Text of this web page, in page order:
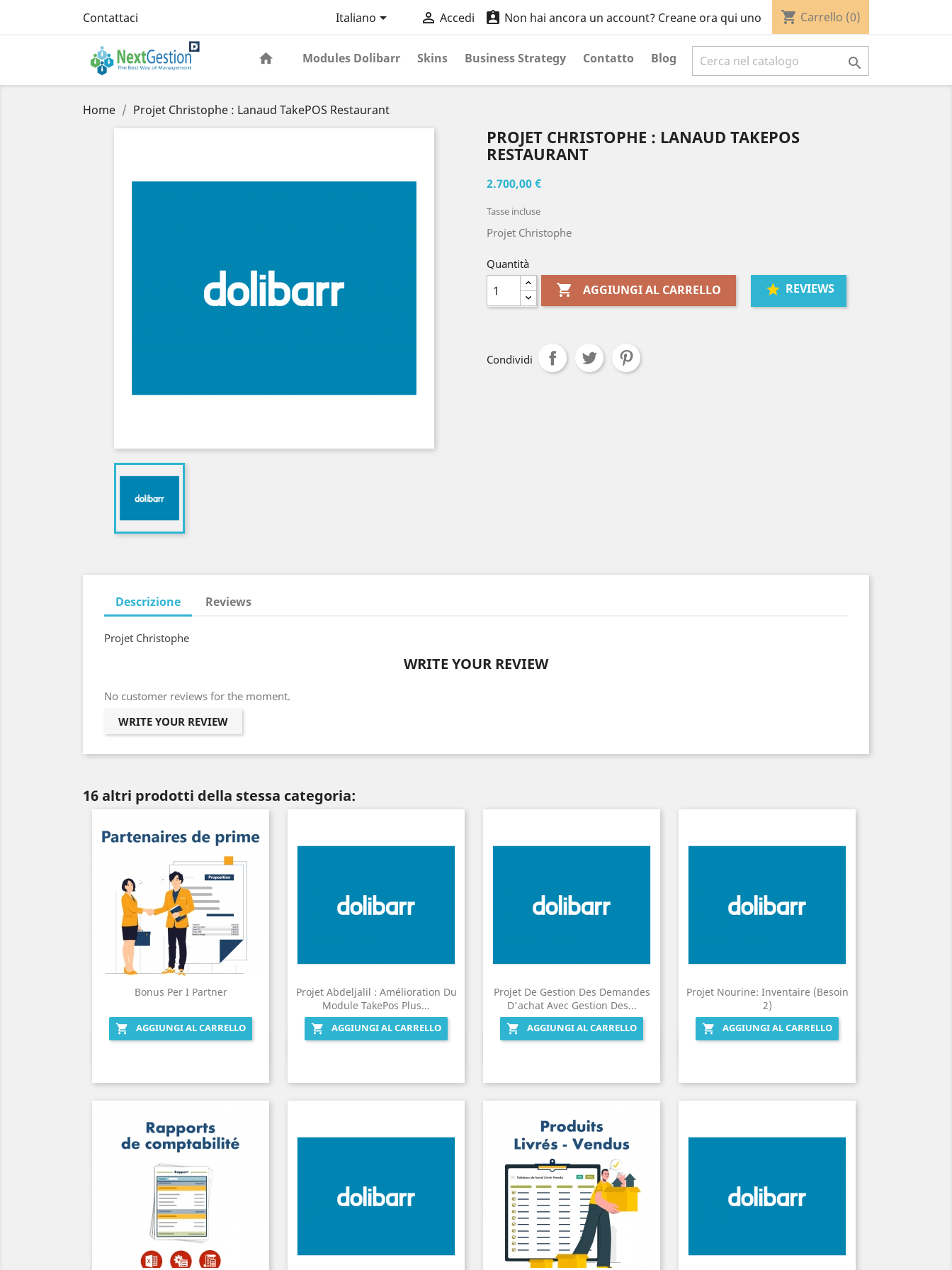
Contattaci Italiano  Accedi  Non hai ancora un account? Creane ora qui uno shopping_cart Carrello (0)
Modules Dolibarr Skins Business Strategy Contatto Blog 
Home Projet Christophe : Lanaud TakePOS Restaurant
PROJET CHRISTOPHE : LANAUD TAKEPOS
RESTAURANT
2.700,00 €
Tasse incluse
Projet Christophe
Quantità
 AGGIUNGI AL CARRELLO REVIEWS
Condividi
Descrizione Reviews
Projet Christophe
WRITE YOUR REVIEW
No customer reviews for the moment.
WRITE YOUR REVIEW
16 altri prodotti della stessa categoria:
Bonus Per I Partner
 AGGIUNGI AL CARRELLO
Projet Abdeljalil : Amélioration Du
Module TakePos Plus...

AGGIUNGI AL CARRELLO
Projet De Gestion Des Demandes
D'achat Avec Gestion Des...

AGGIUNGI AL CARRELLO
Projet Nourine: Inventaire (Besoin
2)

AGGIUNGI AL CARRELLO